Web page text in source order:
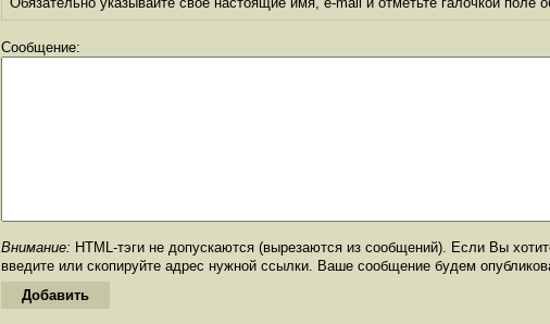
Сообщение:
Внимание: HTML-тэги не допускаются (вырезаются из сообщений). Если Вы
введите или скопируйте адрес нужной ссылки. Ваше сообщение будем